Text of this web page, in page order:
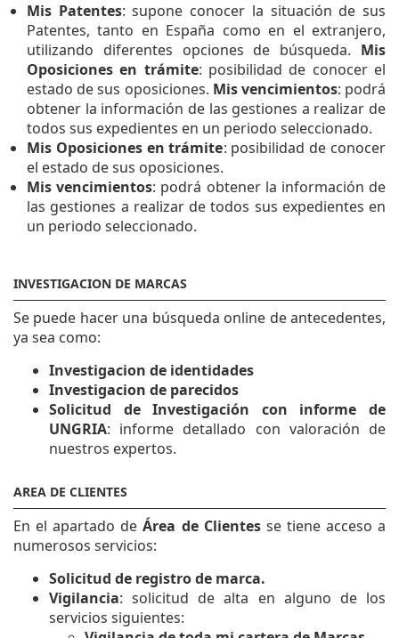
Mis Patentes: supone conocer la situación de sus
Patentes, tanto en España como en el extranjero,
utilizando diferentes opciones de búsqueda. Mis
Oposiciones en trámite: posibilidad de conocer el
estado de sus oposiciones. Mis vencimientos: podrá
obtener la información de las gestiones a realizar de
todos sus expedientes en un periodo seleccionado.
Mis Oposiciones en trámite: posibilidad de conocer
el estado de sus oposiciones.
Mis vencimientos: podrá obtener la información de
las gestiones a realizar de todos sus expedientes en
un periodo seleccionado.
INVESTIGACION DE MARCAS
Se puede hacer una búsqueda online de antecedentes,
ya sea como:
Investigacion de identidades
Investigacion de parecidos
Solicitud de Investigación con informe de
UNGRIA: informe detallado con valoración de
nuestros expertos.
AREA DE CLIENTES
En el apartado deÁrea de Clientesse tiene acceso a
numerosos servicios:
Solicitud de registro de marca.
Vigilancia: solicitud de alta en alguno de los
servicios siguientes: